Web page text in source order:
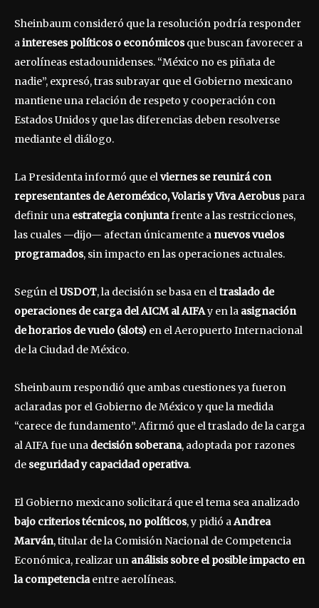
Sheinbaum consideró que la resolución podría responder
aintereses políticos o económicosque buscan favorecer a
aerolíneas estadounidenses. “México no es piñata de
nadie”, expresó, tras subrayar que el Gobierno mexicano
mantiene una relación de respeto y cooperación con
Estados Unidos y que las diferencias deben resolverse
mediante el diálogo.
La Presidenta informó que elviernes se reunirá con
representantes de Aeroméxico, Volaris y Viva Aerobuspara
definir una estrategia conjuntafrente a las restricciones,
las cuales —dijo— afectan únicamente a nuevos vuelos
programados, sin impacto en las operaciones actuales.
Según elUSDOT, la decisión se basa en eltraslado de
operaciones de carga del AICM al AIFAy en la asignación
de horarios de vuelo (slots) en el Aeropuerto Internacional
de la Ciudad de México.
Sheinbaum respondió que ambas cuestiones ya fueron
aclaradas por el Gobierno de México y que la medida
“carece de fundamento”. Afirmó que el traslado de la carga
al AIFA fue una decisión soberana, adoptada por razones
de seguridad y capacidad operativa.
El Gobierno mexicano solicitará que el tema sea analizado
bajo criterios técnicos, no políticos, y pidió aAndrea
Marván, titular de la Comisión Nacional de Competencia
Económica, realizar un análisis sobre el posible impacto en
la competenciaentre aerolíneas.